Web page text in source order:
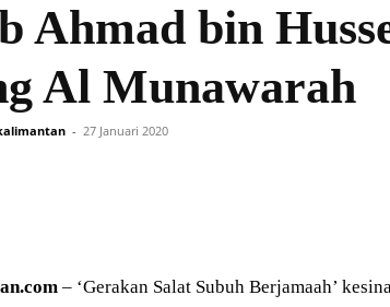
Ahmad bin
Al Munawarah
- 27 Januari 2020
– ‘Gerakan Salat Subuh Berjamaah’